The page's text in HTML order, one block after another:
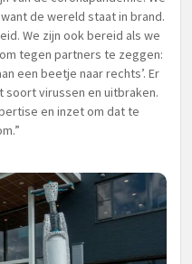
de wereld staat in brand.
We zijn ook bereid als we
tegen partners te zeggen:
een beetje naar rechts’. Er
virussen en uitbraken.
en inzet om dat te